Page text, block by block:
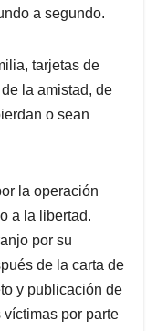
a segundo.
tarjetas de
la amistad, de
o sean
la operación
a la libertad.
por su
de la carta de
y publicación de
por parte